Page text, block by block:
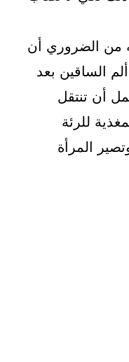
من الضروري أن
الساقين بعد
أن تنتقل
للرئة
المرأة